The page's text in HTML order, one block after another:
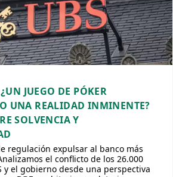
JUEGO DE PÓKER
UNA REALIDAD INMINENTE?
SOLVENCIA Y
regulación expulsar al banco más
el conflicto de los 26.000
y el gobierno desde una perspectiva